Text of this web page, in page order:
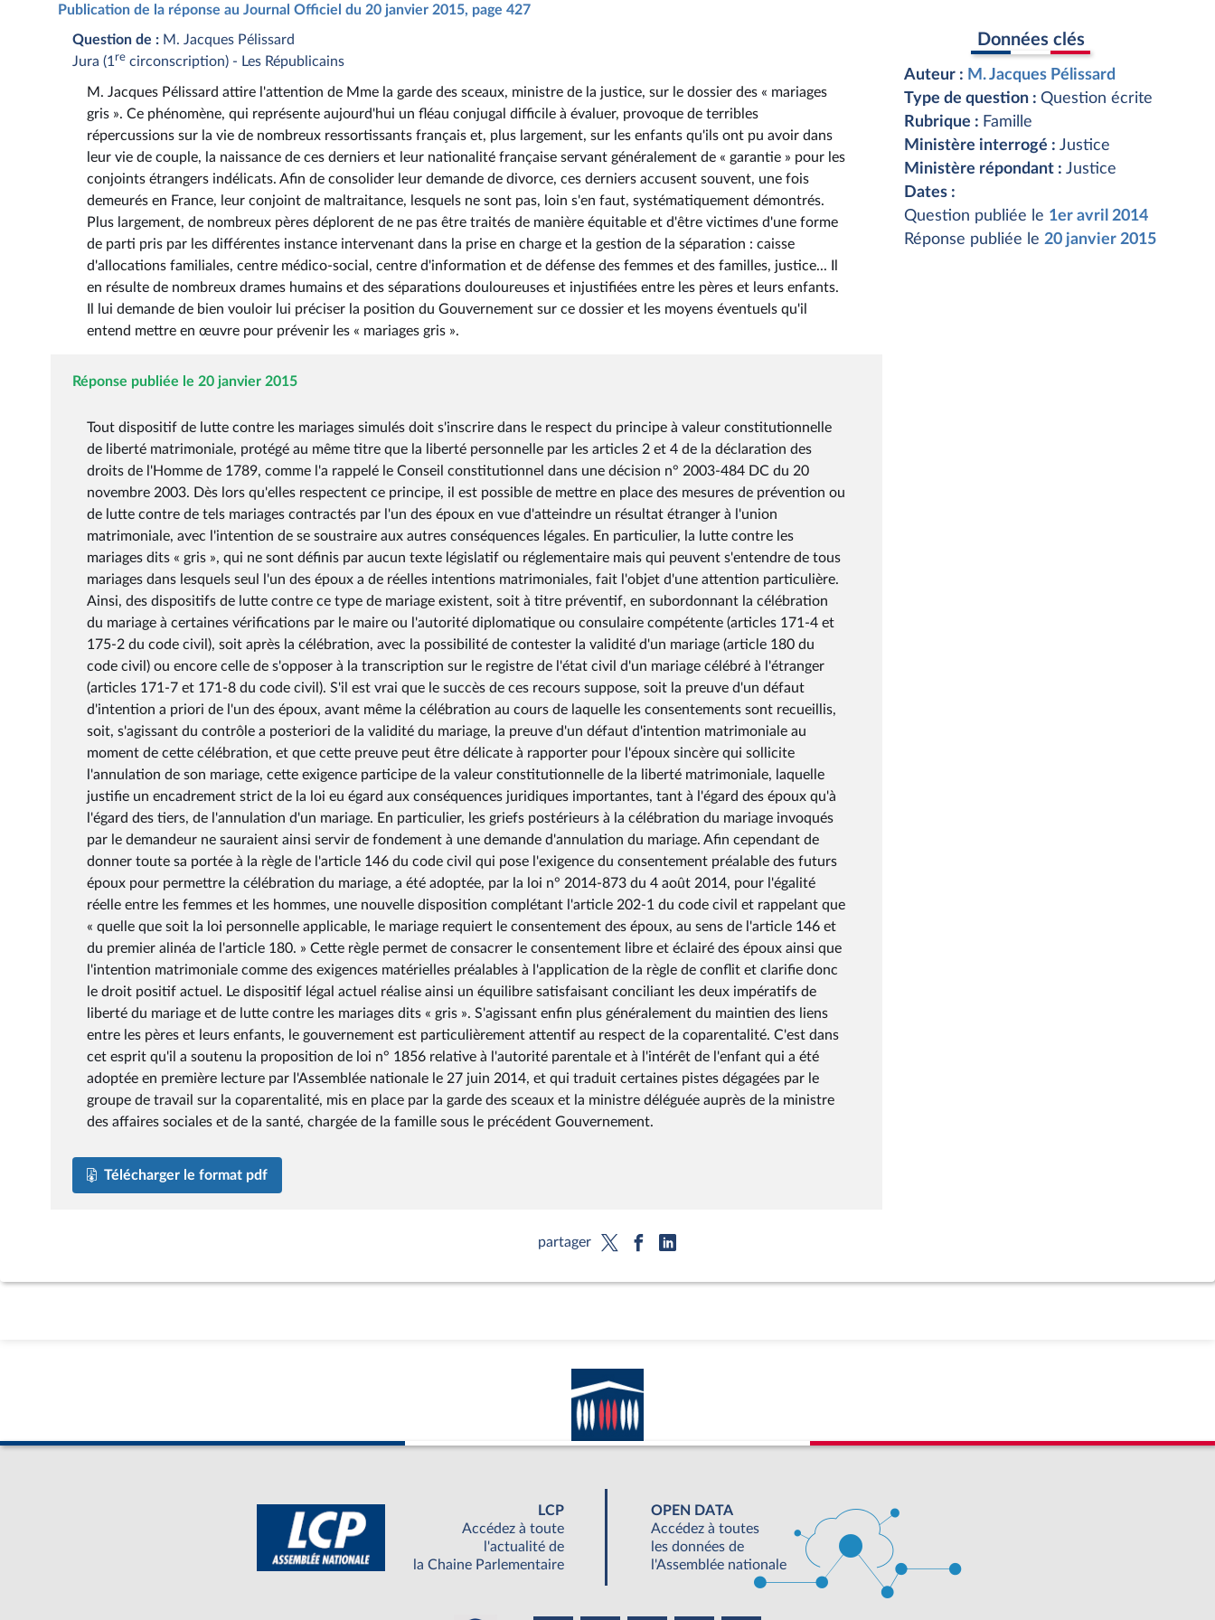
Publication de la réponse au Journal Officiel du 20 janvier 2015, page 427
Question de : M. Jacques Pélissard
Jura (1 re circonscription) - Les Républicains
M. Jacques Pélissard attire l'attention de Mme la garde des sceaux, ministre de la justice, sur le dossier des « mariages
gris ». Ce phénomène, qui représente aujourd'hui un fléau conjugal difficile à évaluer, provoque de terribles
répercussions sur la vie de nombreux ressortissants français et, plus largement, sur les enfants qu'ils ont pu avoir dans
leur vie de couple, la naissance de ces derniers et leur nationalité française servant généralement de « garantie » pour les
conjoints étrangers indélicats. Afin de consolider leur demande de divorce, ces derniers accusent souvent, une fois
demeurés en France, leur conjoint de maltraitance, lesquels ne sont pas, loin s'en faut, systématiquement démontrés.
Plus largement, de nombreux pères déplorent de ne pas être traités de manière équitable et d'être victimes d'une forme
de parti pris par les différentes instance intervenant dans la prise en charge et la gestion de la séparation : caisse
d'allocations familiales, centre médico-social, centre d'information et de défense des femmes et des familles, justice... Il
en résulte de nombreux drames humains et des séparations douloureuses et injustifiées entre les pères et leurs enfants.
Il lui demande de bien vouloir lui préciser la position du Gouvernement sur ce dossier et les moyens éventuels qu'il
entend mettre en œuvre pour prévenir les « mariages gris ».
Réponse publiée le 20 janvier 2015
Tout dispositif de lutte contre les mariages simulés doit s'inscrire dans le respect du principe à valeur constitutionnelle
de liberté matrimoniale, protégé au même titre que la liberté personnelle par les articles 2 et 4 de la déclaration des
droits de l'Homme de 1789, comme l'a rappelé le Conseil constitutionnel dans une décision n° 2003-484 DC du 20
novembre 2003. Dès lors qu'elles respectent ce principe, il est possible de mettre en place des mesures de prévention ou
de lutte contre de tels mariages contractés par l'un des époux en vue d'atteindre un résultat étranger à l'union
matrimoniale, avec l'intention de se soustraire aux autres conséquences légales. En particulier, la lutte contre les
mariages dits « gris », qui ne sont définis par aucun texte législatif ou réglementaire mais qui peuvent s'entendre de tous
mariages dans lesquels seul l'un des époux a de réelles intentions matrimoniales, fait l'objet d'une attention particulière.
Ainsi, des dispositifs de lutte contre ce type de mariage existent, soit à titre préventif, en subordonnant la célébration
du mariage à certaines vérifications par le maire ou l'autorité diplomatique ou consulaire compétente (articles 171-4 et
175-2 du code civil), soit après la célébration, avec la possibilité de contester la validité d'un mariage (article 180 du
code civil) ou encore celle de s'opposer à la transcription sur le registre de l'état civil d'un mariage célébré à l'étranger
(articles 171-7 et 171-8 du code civil). S'il est vrai que le succès de ces recours suppose, soit la preuve d'un défaut
d'intention a priori de l'un des époux, avant même la célébration au cours de laquelle les consentements sont recueillis,
soit, s'agissant du contrôle a posteriori de la validité du mariage, la preuve d'un défaut d'intention matrimoniale au
moment de cette célébration, et que cette preuve peut être délicate à rapporter pour l'époux sincère qui sollicite
l'annulation de son mariage, cette exigence participe de la valeur constitutionnelle de la liberté matrimoniale, laquelle
justifie un encadrement strict de la loi eu égard aux conséquences juridiques importantes, tant à l'égard des époux qu'à
l'égard des tiers, de l'annulation d'un mariage. En particulier, les griefs postérieurs à la célébration du mariage invoqués
par le demandeur ne sauraient ainsi servir de fondement à une demande d'annulation du mariage. Afin cependant de
donner toute sa portée à la règle de l'article 146 du code civil qui pose l'exigence du consentement préalable des futurs
époux pour permettre la célébration du mariage, a été adoptée, par la loi n° 2014-873 du 4 août 2014, pour l'égalité
réelle entre les femmes et les hommes, une nouvelle disposition complétant l'article 202-1 du code civil et rappelant que
« quelle que soit la loi personnelle applicable, le mariage requiert le consentement des époux, au sens de l'article 146 et
du premier alinéa de l'article 180. » Cette règle permet de consacrer le consentement libre et éclairé des époux ainsi que
l'intention matrimoniale comme des exigences matérielles préalables à l'application de la règle de conflit et clarifie donc
le droit positif actuel. Le dispositif légal actuel réalise ainsi un équilibre satisfaisant conciliant les deux impératifs de
liberté du mariage et de lutte contre les mariages dits « gris ». S'agissant enfin plus généralement du maintien des liens
entre les pères et leurs enfants, le gouvernement est particulièrement attentif au respect de la coparentalité. C'est dans
cet esprit qu'il a soutenu la proposition de loi n° 1856 relative à l'autorité parentale et à l'intérêt de l'enfant qui a été
adoptée en première lecture par l'Assemblée nationale le 27 juin 2014, et qui traduit certaines pistes dégagées par le
groupe de travail sur la coparentalité, mis en place par la garde des sceaux et la ministre déléguée auprès de la ministre
des affaires sociales et de la santé, chargée de la famille sous le précédent Gouvernement.
Télécharger le format pdf
Données clés
Auteur : M. Jacques Pélissard
Type de question : Question écrite
Rubrique : Famille
Ministère interrogé : Justice
Ministère répondant : Justice
Dates :
Question publiée le 1er avril 2014
Réponse publiée le 20 janvier 2015
partager
LCP
Accédez à toute
l'actualité de
la Chaine Parlementaire
OPEN DATA
Accédez à toutes
les données de
l'Assemblée nationale